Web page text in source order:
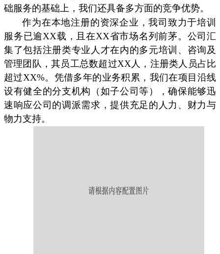
础服务的基础上，我们还具备多方面的竞争优势。
作为在本地注册的资深企业，我司致力于培训
服务已逾XX载，且在XX省市场名列前茅。公司汇
集了包括注册类专业人才在内的多元培训、咨询及
管理团队，其员工总数超过XX人，注册类人员占比
超过XX%。凭借多年的业务积累，我们在项目沿线
设有健全的分支机构（如子公司等），确保能够迅
速响应公司的调派需求，提供充足的人力、财力与
物力支持。